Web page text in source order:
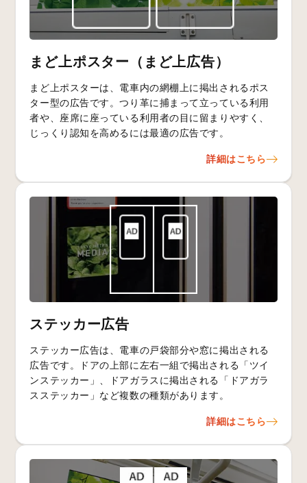
まど上ポスター（まど上広告）
まど上ポスターは、電車内の網棚上に掲出されるポス
ター型の広告です。つり革に捕まって立っている利用
者や、座席に座っている利用者の目に留まりやすく、
じっくり認知を高めるには最適の広告です。
詳細はこちら
ステッカー広告
ステッカー広告は、電車の戸袋部分や窓に掲出される
広告です。ドアの上部に左右一組で掲出される「ツイ
ンステッカー」、ドアガラスに掲出される「ドアガラ
スステッカー」など複数の種類があります。
詳細はこちら